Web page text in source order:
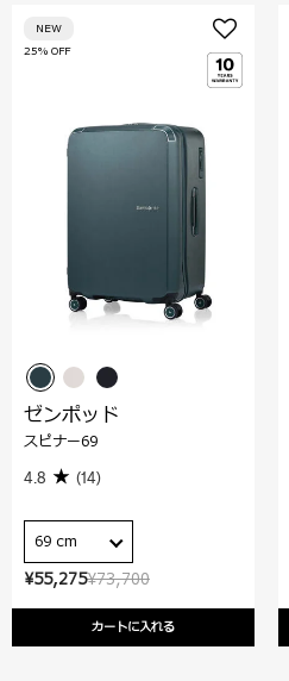
¥73,700
¥55,275
カートに入れる
25% OFF
NEW
ゼンポッド
スピナー69
4.8 (14)
69 cm